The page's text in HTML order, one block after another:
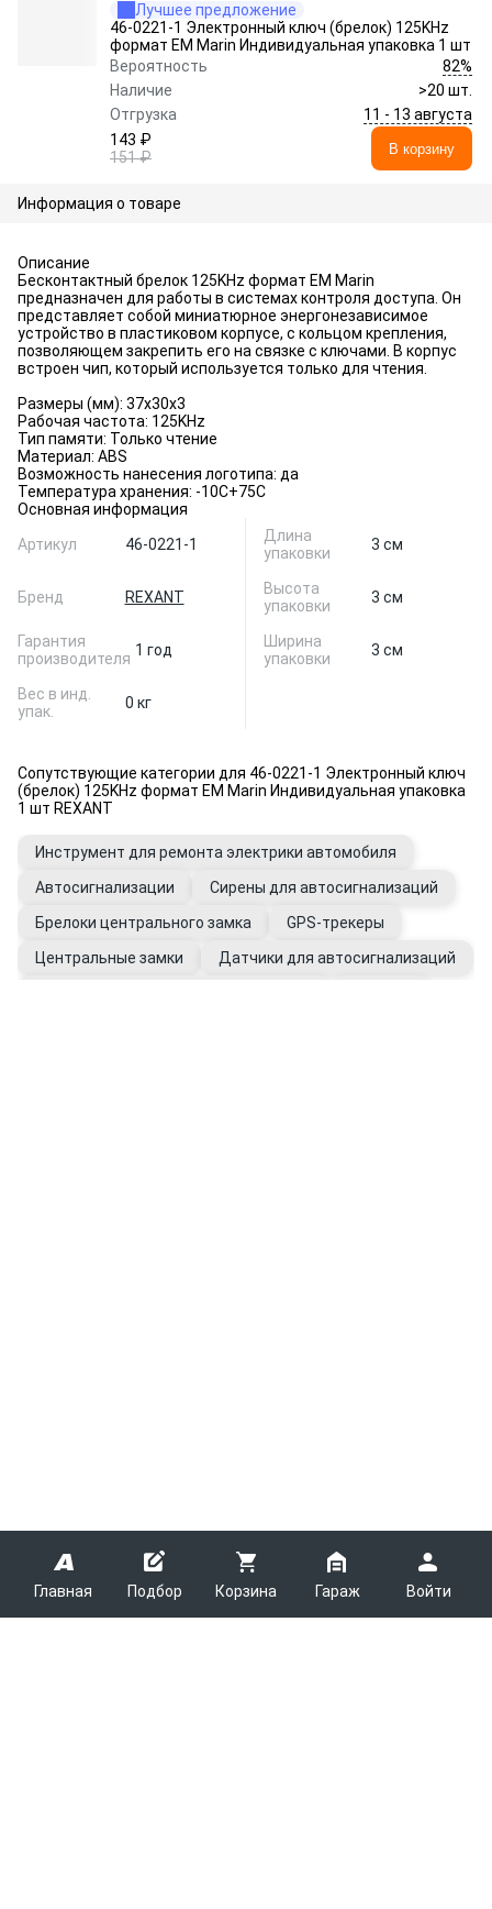
Главная Подбор Корзина Гараж Войти
Лучшее предложение
46-0221-1 Электронный ключ (брелок) 125KHz
формат EM Marin Индивидуальная упаковка 1 шт
Вероятность
82%
Наличие
>20 шт.
Отгрузка
11 - 13 августа
143 ₽
151 ₽
В корзину
Информация о товаре
Описание
Бесконтактный брелок 125KHz формат EM Marin
предназначен для работы в системах контроля доступа. Он
представляет собой миниатюрное энергонезависимое
устройство в пластиковом корпусе, с кольцом крепления,
позволяющем закрепить его на связке с ключами. В корпус
встроен чип, который используется только для чтения.
Размеры (мм): 37х30х3
Рабочая частота: 125KHz
Тип памяти: Только чтение
Материал: ABS
Возможность нанесения логотипа: да
Температура хранения: -10С+75С
Основная информация
Артикул
46-0221-1
Бренд REXANT
Гарантия
производителя 1 год
Вес в инд.
упак.
0 кг
Длина
упаковки
3 см
Высота
упаковки
3 см
Ширина
упаковки
3 см
Сопутствующие категории для 46-0221-1 Электронный ключ
(брелок) 125KHz формат EM Marin Индивидуальная упаковка
1 шт REXANT
Инструмент для ремонта электрики автомобиля
Автосигнализации
Сирены для автосигнализаций
Брелоки центрального замка
GPS-трекеры
Центральные замки
Датчики для автосигнализаций